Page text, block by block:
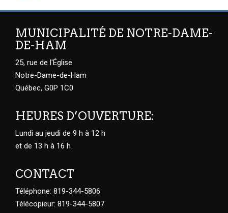
MUNICIPALITÉ DE NOTRE-DAME-
DE-HAM
25, rue de l'Église
Notre-Dame-de-Ham
Québec, G0P 1C0
HEURES D’OUVERTURE:
Lundi au jeudi de 9 h à 12 h
et de 13 h à 16 h
CONTACT
Téléphone: 819-344-5806
Télécopieur: 819-344-5807